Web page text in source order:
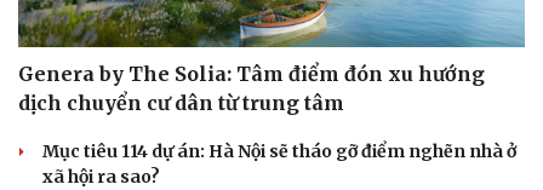
Genera by The Solia: Tâm điểm đón xu hướng
dịch chuyển cư dân từ trung tâm
Mục tiêu 114 dự án: Hà Nội sẽ tháo gỡ điểm nghẽn nhà ở
xã hội ra sao?